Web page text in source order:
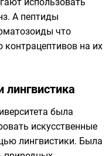
А пептиды
что
контрацептивов на их
была
искусственные
лингвистики. Была